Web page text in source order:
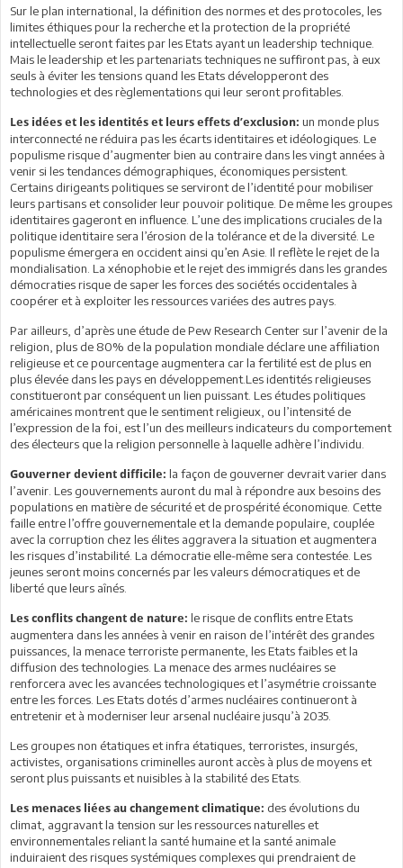
Sur le plan international, la définition des normes et des protocoles, les
limites éthiques pour la recherche et la protection de la propriété
intellectuelle seront faites par les Etats ayant un leadership technique.
Mais le leadership et les partenariats techniques ne suffiront pas, à eux
seuls à éviter les tensions quand les Etats développeront des
technologies et des règlementations qui leur seront profitables.
Les idées et les identités et leurs effets d’exclusion: un monde plus
interconnecté ne réduira pas les écarts identitaires et idéologiques. Le
populisme risque d’augmenter bien au contraire dans les vingt années à
venir si les tendances démographiques, économiques persistent.
Certains dirigeants politiques se serviront de l’identité pour mobiliser
leurs partisans et consolider leur pouvoir politique. De même les groupes
identitaires gageront en influence. L’une des implications cruciales de la
politique identitaire sera l’érosion de la tolérance et de la diversité. Le
populisme émergera en occident ainsi qu’en Asie. Il reflète le rejet de la
mondialisation. La xénophobie et le rejet des immigrés dans les grandes
démocraties risque de saper les forces des sociétés occidentales à
coopérer et à exploiter les ressources variées des autres pays.
Par ailleurs, d’après une étude de Pew Research Center sur l’avenir de la
religion, plus de 80% de la population mondiale déclare une affiliation
religieuse et ce pourcentage augmentera car la fertilité est de plus en
plus élevée dans les pays en développement.Les identités religieuses
constitueront par conséquent un lien puissant. Les études politiques
américaines montrent que le sentiment religieux, ou l’intensité de
l’expression de la foi, est l’un des meilleurs indicateurs du comportement
des électeurs que la religion personnelle à laquelle adhère l’individu.
Gouverner devient difficile: la façon de gouverner devrait varier dans
l’avenir. Les gouvernements auront du mal à répondre aux besoins des
populations en matière de sécurité et de prospérité économique. Cette
faille entre l’offre gouvernementale et la demande populaire, couplée
avec la corruption chez les élites aggravera la situation et augmentera
les risques d’instabilité. La démocratie elle-même sera contestée. Les
jeunes seront moins concernés par les valeurs démocratiques et de
liberté que leurs aînés.
Les conflits changent de nature: le risque de conflits entre Etats
augmentera dans les années à venir en raison de l’intérêt des grandes
puissances, la menace terroriste permanente, les Etats faibles et la
diffusion des technologies. La menace des armes nucléaires se
renforcera avec les avancées technologiques et l’asymétrie croissante
entre les forces. Les Etats dotés d’armes nucléaires continueront à
entretenir et à moderniser leur arsenal nucléaire jusqu’à 2035.
Les groupes non étatiques et infra étatiques, terroristes, insurgés,
activistes, organisations criminelles auront accès à plus de moyens et
seront plus puissants et nuisibles à la stabilité des Etats.
Les menaces liées au changement climatique: des évolutions du
climat, aggravant la tension sur les ressources naturelles et
environnementales reliant la santé humaine et la santé animale
induiraient des risques systémiques complexes qui prendraient de